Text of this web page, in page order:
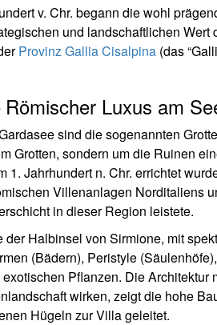
v. Chr. begann die wohl
und landschaftlichen Wert
Provinz Gallia Cisalpina (das
Luxus am
sind die sogenannten
Grotten, sondern um die Ruinen
Jahrhundert n. Chr. errichtet
Villenanlagen Norditaliens
in dieser Region leistete.
Halbinsel von Sirmione, mit
(Bädern), Peristyle
Pflanzen. Die Architektur
wirken, zeigt die hohe
Hügeln zur Villa geleitet.